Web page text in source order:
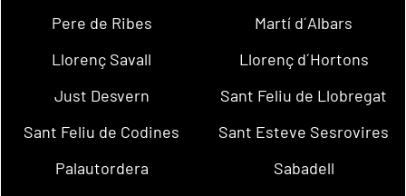
Pere de Ribes
Martí d´Albars
Llorenç Savall
Llorenç d´Hortons
Just Desvern
Sant Feliu de Llobregat
Sant Feliu de Codines
Sant Esteve Sesrovires
Palautordera
Sabadell